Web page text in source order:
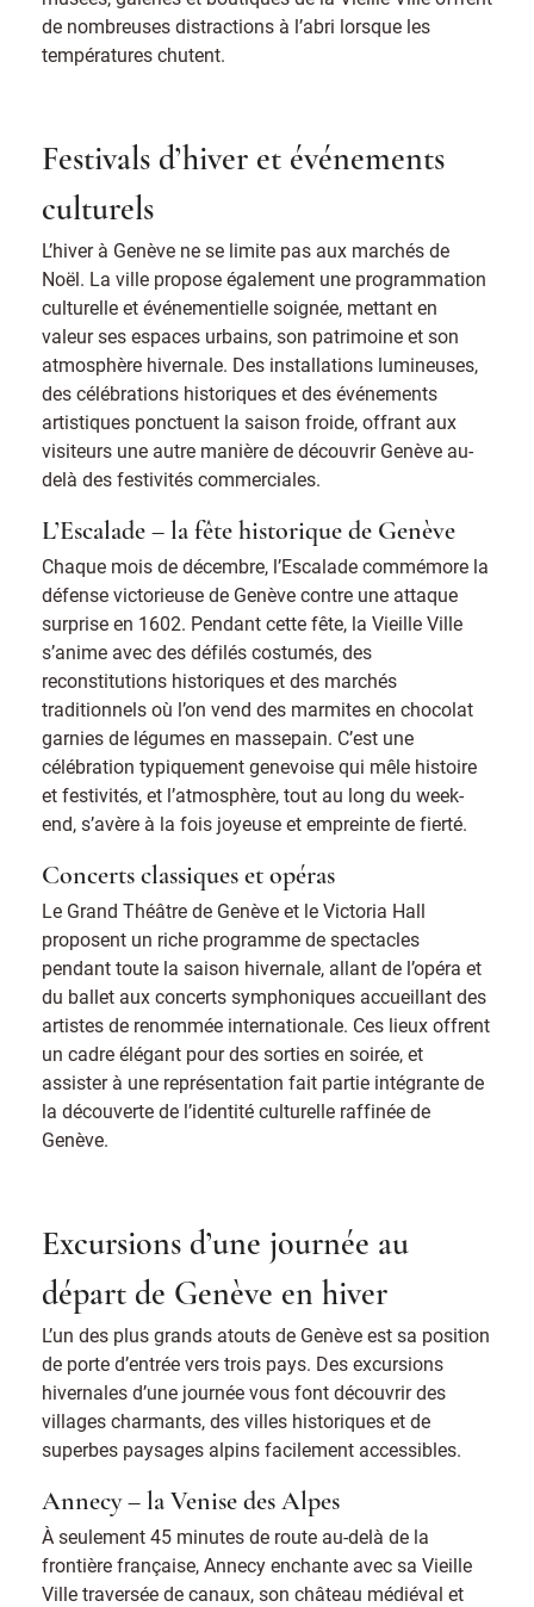
de nombreuses distractions à l’abri lorsque les
températures chutent.
Festivals d’hiver et événements
culturels
L’hiver à Genève ne se limite pas aux marchés de
Noël. La ville propose également une programmation
culturelle et événementielle soignée, mettant en
valeur ses espaces urbains, son patrimoine et son
atmosphère hivernale. Des installations lumineuses,
des célébrations historiques et des événements
artistiques ponctuent la saison froide, offrant aux
visiteurs une autre manière de découvrir Genève au-
delà des festivités commerciales.
L’Escalade – la fête historique de Genève
Chaque mois de décembre, l’Escalade commémore la
défense victorieuse de Genève contre une attaque
surprise en 1602. Pendant cette fête, la Vieille Ville
s’anime avec des défilés costumés, des
reconstitutions historiques et des marchés
traditionnels où l’on vend des marmites en chocolat
garnies de légumes en massepain. C’est une
célébration typiquement genevoise qui mêle histoire
et festivités, et l’atmosphère, tout au long du week-
end, s’avère à la fois joyeuse et empreinte de fierté.
Concerts classiques et opéras
Le Grand Théâtre de Genève et le Victoria Hall
proposent un riche programme de spectacles
pendant toute la saison hivernale, allant de l’opéra et
du ballet aux concerts symphoniques accueillant des
artistes de renommée internationale. Ces lieux offrent
un cadre élégant pour des sorties en soirée, et
assister à une représentation fait partie intégrante de
la découverte de l’identité culturelle raffinée de
Genève.
Excursions d’une journée au
départ de Genève en hiver
L’un des plus grands atouts de Genève est sa position
de porte d’entrée vers trois pays. Des excursions
hivernales d’une journée vous font découvrir des
villages charmants, des villes historiques et de
superbes paysages alpins facilement accessibles.
Annecy – la Venise des Alpes
À seulement 45 minutes de route au-delà de la
frontière française, Annecy enchante avec sa Vieille
Ville traversée de canaux, son château médiéval et